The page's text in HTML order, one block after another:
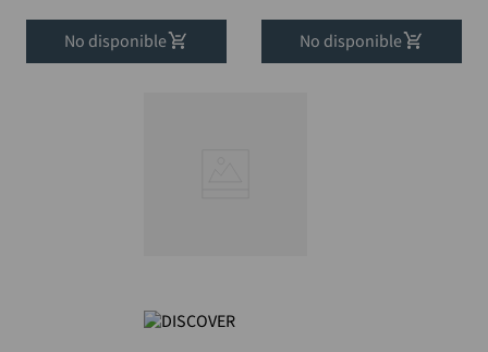
No disponible No disponible